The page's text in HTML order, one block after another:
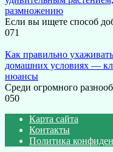
размножению
Если вы ищете способ
071
Как правильно
домашних условиях —
нюансы
Среди огромного
050
Карта сайта
Контакты
Политика